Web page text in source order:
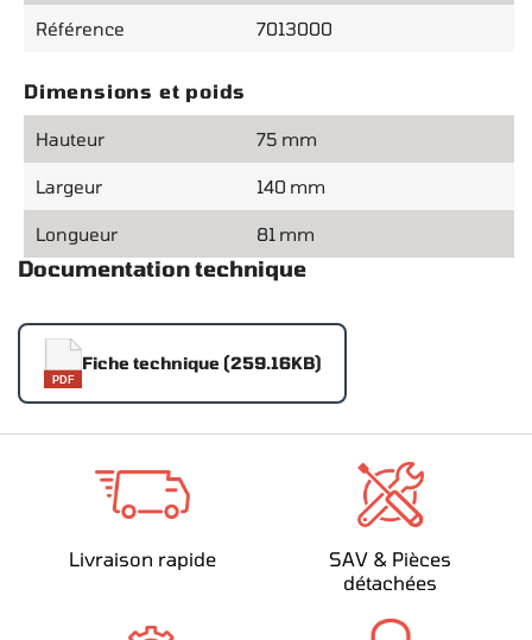
Référence 7013000
Dimensions et poids
Hauteur 75 mm
Largeur 140 mm
Longueur 81 mm
Documentation technique
PDF
Fiche technique (259.16KB)
Livraison rapide
SAV & Pièces
détachées